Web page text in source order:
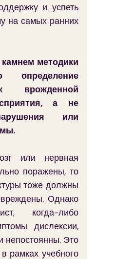
и успеть
на самых ранних
методики
определение
врожденной
а не
или
или нервная
поражены, то
тоже должны
Однако
когда-либо
дислексии,
непостоянны. Это
рамках учебного